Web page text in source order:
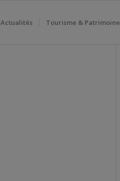
Actualités Tourisme & Patrimoine